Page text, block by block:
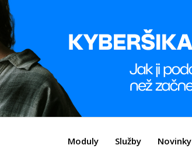
Moduly Služby Novinky